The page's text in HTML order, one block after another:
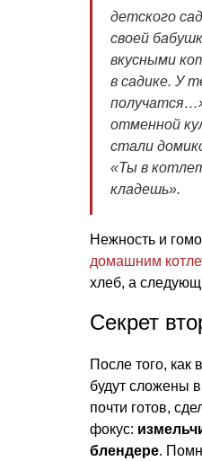
детского
своей
вкусными
в садике. У
отменной
стали
«Ты в
кладешь».
Нежность и
домашним
хлеб, а
Секрет
После того, как
будут сложены
почти готов,
фокус:
блендере.